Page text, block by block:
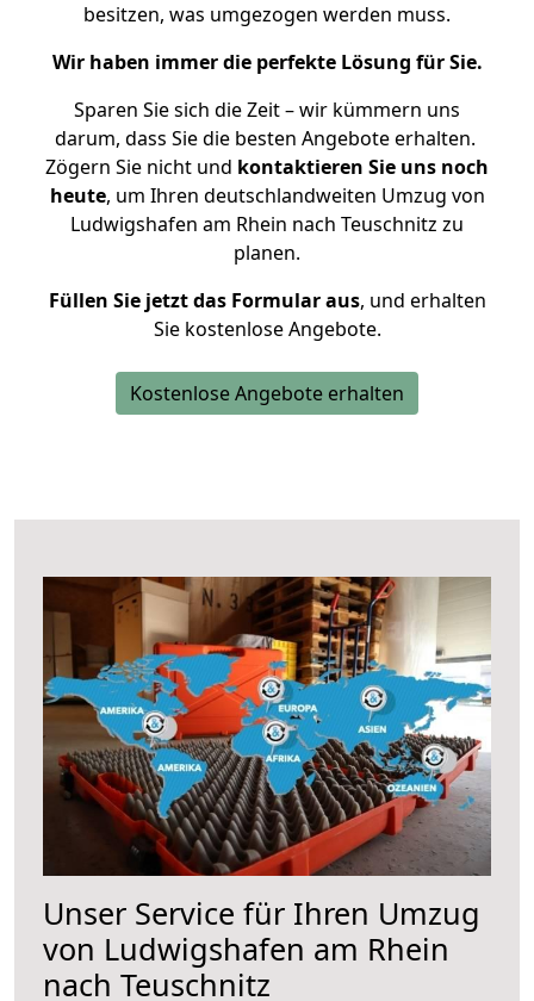
besitzen, was umgezogen werden muss.
Wir haben immer die perfekte Lösung für Sie.
Sparen Sie sich die Zeit – wir kümmern uns
darum, dass Sie die besten Angebote erhalten.
Zögern Sie nicht und kontaktieren Sie uns noch
heute, um Ihren deutschlandweiten Umzug von
Ludwigshafen am Rhein nach Teuschnitz zu
planen.
Füllen Sie jetzt das Formular aus, und erhalten
Sie kostenlose Angebote.
Kostenlose Angebote erhalten
Unser Service für Ihren Umzug
von Ludwigshafen am Rhein
nach Teuschnitz